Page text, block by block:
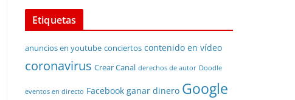
Etiquetas
anuncios en youtube conciertos contenido en vídeo
coronavirus Crear Canal derechos de autor Doodle
eventos en directo Facebook ganar dinero Google